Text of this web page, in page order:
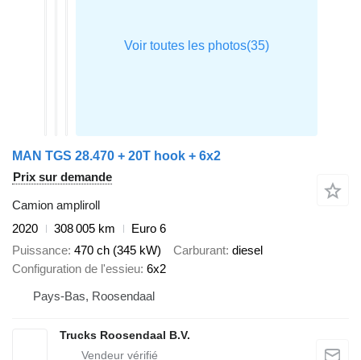
MAN TGS 28.470 + 20T hook + 6x2
Prix sur demande
Camion ampliroll
2020
308 005 km
Euro 6
Puissance 470 ch (345 kW) Carburant diesel
Configuration de l'essieu 6x2
Pays-Bas, Roosendaal
Trucks Roosendaal B.V.